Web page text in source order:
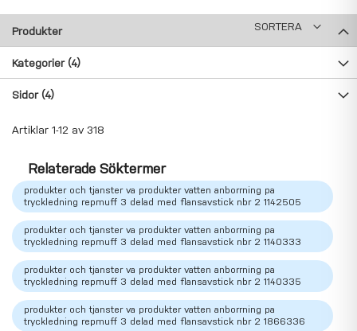
Produkter
Kategorier (4)
Sidor (4)
Artiklar 1-12 av 318
SORTERA
Relaterade Söktermer
produkter och tjanster va produkter vatten anborrning pa
tryckledning repmuff 3 delad med flansavstick nbr 2 1142505
produkter och tjanster va produkter vatten anborrning pa
tryckledning repmuff 3 delad med flansavstick nbr 2 1140333
produkter och tjanster va produkter vatten anborrning pa
tryckledning repmuff 3 delad med flansavstick nbr 2 1140335
produkter och tjanster va produkter vatten anborrning pa
tryckledning repmuff 3 delad med flansavstick nbr 2 1866336